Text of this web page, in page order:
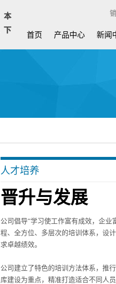
首页 产品中心 新闻
人才培养
晋升与发展
公司倡导“学习使工作富有成效，企
程、全方位、多层次的培训体系，设
求卓越绩效。
公司建立了特色的培训方法体系，推
库建设为重点，精准打造适合不同人